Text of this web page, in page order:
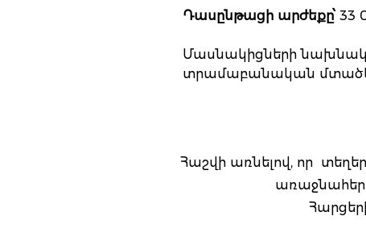
Դասընթացի արժեքը՝33
Մասնակիցների
տրամաբանական
Հաշվի առնելով, որ